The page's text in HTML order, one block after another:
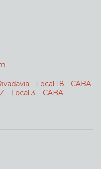
- Local 18 - CABA
- Local 3 – CABA